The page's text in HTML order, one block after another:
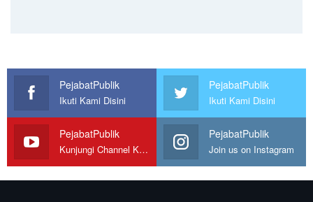
PejabatPublik
Ikuti Kami Disini
PejabatPublik
Ikuti Kami Disini
PejabatPublik
Kunjungi Channel Kami
PejabatPublik
Join us on Instagram